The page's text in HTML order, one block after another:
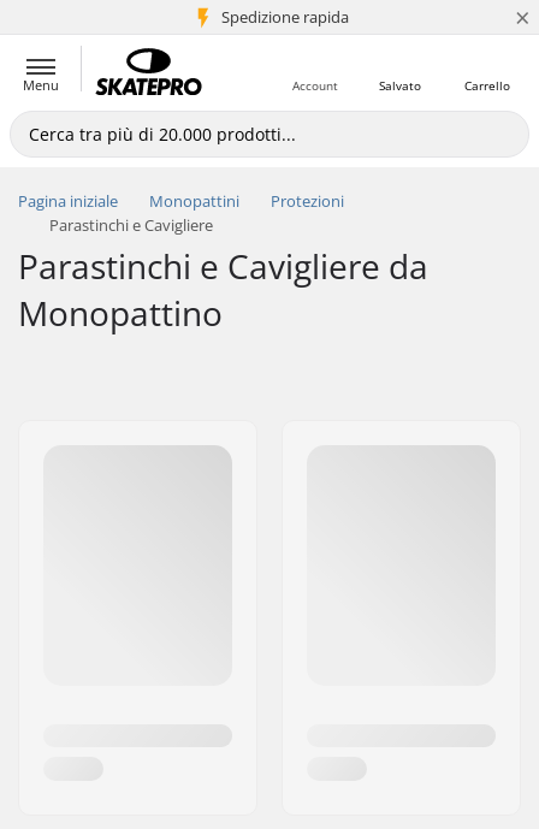
Spedizione rapida
+5 mln di clienti ×
Menu Carrello
Salvato
Account
Pagina iniziale Monopattini
Protezioni
Parastinchi e Cavigliere
Parastinchi e Cavigliere da
Monopattino